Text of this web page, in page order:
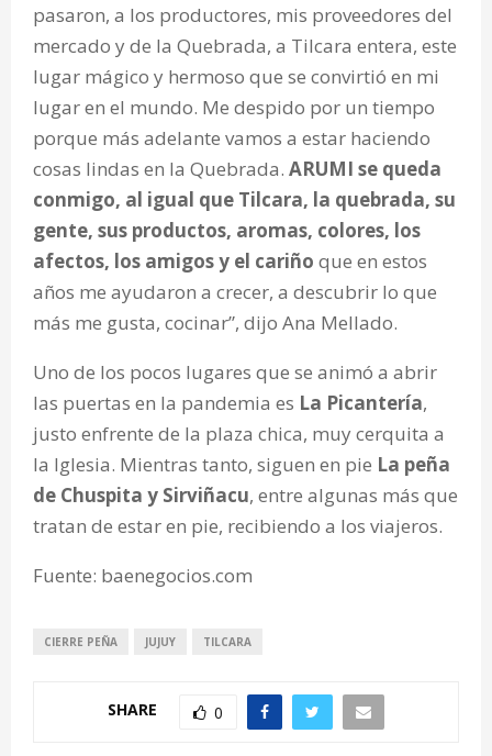
pasaron, a los productores, mis proveedores del
mercado y de la Quebrada, a Tilcara entera, este
lugar mágico y hermoso que se convirtió en mi
lugar en el mundo. Me despido por un tiempo
porque más adelante vamos a estar haciendo
cosas lindas en la Quebrada. ARUMI se queda
conmigo, al igual que Tilcara, la quebrada, su
gente, sus productos, aromas, colores, los
afectos, los amigos y el cariño que en estos
años me ayudaron a crecer, a descubrir lo que
más me gusta, cocinar”, dijo Ana Mellado.
Uno de los pocos lugares que se animó a abrir
las puertas en la pandemia es La Picantería,
justo enfrente de la plaza chica, muy cerquita a
la Iglesia. Mientras tanto, siguen en pie La peña
de Chuspita y Sirviñacu, entre algunas más que
tratan de estar en pie, recibiendo a los viajeros.
Fuente: baenegocios.com
CIERRE PEÑA JUJUY TILCARA
SHARE 0